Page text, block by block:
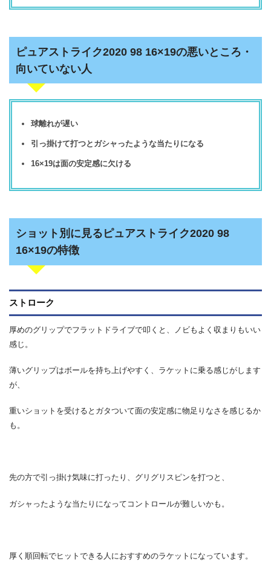
ピュアストライク2020 98 16×19の悪いところ・
向いていない人
球離れが遅い
引っ掛けて打つとガシャったような当たりになる
16×19は面の安定感に欠ける
ショット別に見るピュアストライク2020 98
16×19の特徴
ストローク
厚めのグリップでフラットドライブで叩くと、ノビもよく収まりもいい
感じ。
薄いグリップはボールを持ち上げやすく、ラケットに乗る感じがします
が、
重いショットを受けるとガタついて面の安定感に物足りなさを感じるか
も。
先の方で引っ掛け気味に打ったり、グリグリスピンを打つと、
ガシャったような当たりになってコントロールが難しいかも。
厚く順回転でヒットできる人におすすめのラケットになっています。